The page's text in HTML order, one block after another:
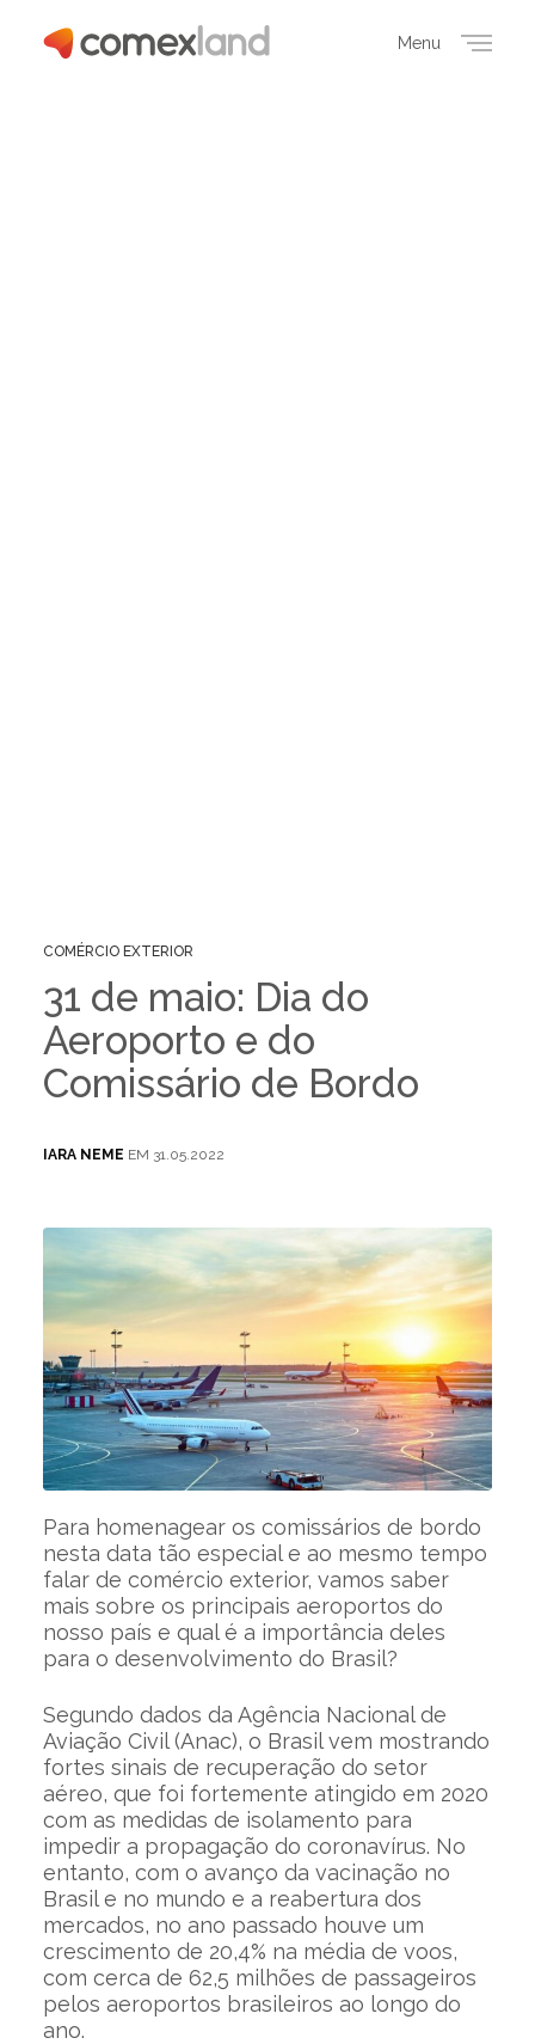
Menu
COMÉRCIO EXTERIOR
31 de maio: Dia do
Aeroporto e do
Comissário de Bordo
IARA NEME EM 31.05.2022
Para homenagear os comissários de bordo
nesta data tão especial e ao mesmo tempo
falar de comércio exterior, vamos saber
mais sobre os principais aeroportos do
nosso país e qual é a importância deles
para o desenvolvimento do Brasil?
Segundo dados da Agência Nacional de
Aviação Civil (Anac), o Brasil vem mostrando
fortes sinais de recuperação do setor
aéreo, que foi fortemente atingido em 2020
com as medidas de isolamento para
impedir a propagação do coronavírus. No
entanto, com o avanço da vacinação no
Brasil e no mundo e a reabertura dos
mercados, no ano passado houve um
crescimento de 20,4% na média de voos,
com cerca de 62,5 milhões de passageiros
pelos aeroportos brasileiros ao longo do
ano.